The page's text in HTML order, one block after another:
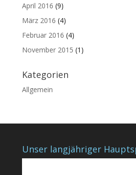
April 2016 (9)
März 2016 (4)
Februar 2016 (4)
November 2015 (1)
Kategorien
Allgemein
Unser langjähriger